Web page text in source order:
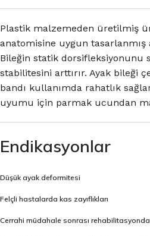
Plastik malzemeden üretilmiş
anatomisine uygun tasarlanmış
Bileğin statik dorsifleksiyonunu
stabilitesini arttırır. Ayak bileği
bandı kullanımda rahatlık
uyumu için parmak ucundan
Endikasyonlar
Düşük ayak deformitesi
Felçli hastalarda kas zayıflıkları
Cerrahi müdahale sonrası rehabilitasyonda